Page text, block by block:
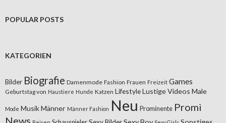
POPULAR POSTS
KATEGORIEN
Bilder Biografie Damenmode Fashion Frauen Freizeit Games
Geburtstag von Haustiere Hunde Katzen LifestyleLustige Videos Male
Mode MusikMänner Männer Fashion Neu Prominente Promi
News